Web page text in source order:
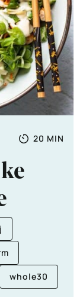
Totale
20 MIN
whole30